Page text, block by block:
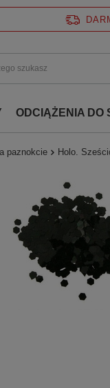
ODCIĄŻENIA DO
paznokcie Holo.